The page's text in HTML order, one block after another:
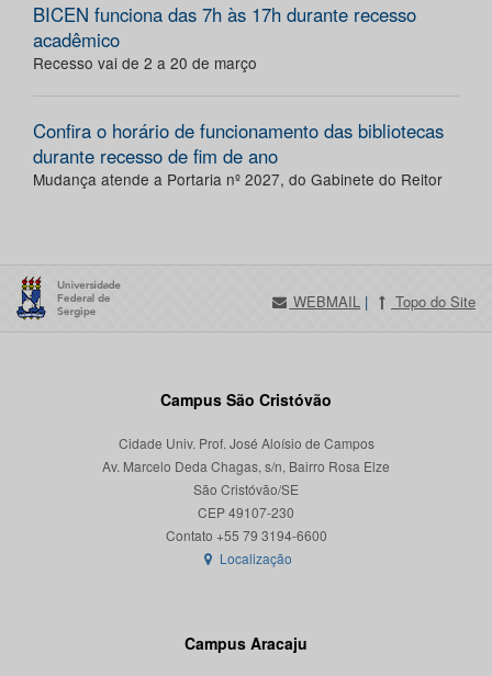
BICEN funciona das 7h às 17h durante recesso
acadêmico
Recesso vai de 2 a 20 de março
Confira o horário de funcionamento das bibliotecas
durante recesso de fim de ano
Mudança atende a Portaria nº 2027, do Gabinete do Reitor
WEBMAIL | Topo do Site
Campus São Cristóvão
Cidade Univ. Prof. José Aloísio de Campos
Av. Marcelo Deda Chagas, s/n, Bairro Rosa Elze
São Cristóvão/SE
CEP 49107-230
Localização
Campus Aracaju